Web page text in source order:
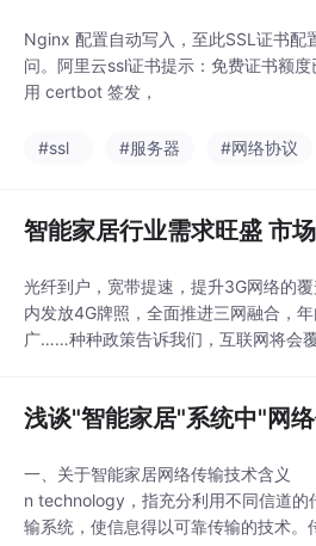
Nginx 配置自动写入，至此SSL证书配
问。阿里云ssl证书提示：免费证书额
用 certbot 签发，
#ssl #服务器 #网络协议
智能家居行业需求旺盛 市
光纤到户，宽带提速，提升3G网络的
内发放4G牌照，全面推进三网融合，
广……种种政策告诉我们，互联网将会
着所谓“棱镜门”之类有关个人隐私的
浅谈"智能家居"系统中"网
一、关于智能家居网络传输技术含
n technology，指充分利用不同信道的
输系统，使信息得以可靠传输的技术。